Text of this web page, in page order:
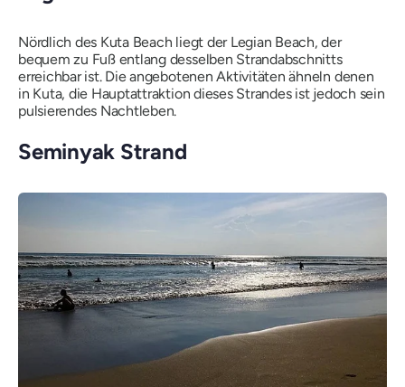
Nördlich des Kuta Beach liegt der Legian Beach, der
bequem zu Fuß entlang desselben Strandabschnitts
erreichbar ist. Die angebotenen Aktivitäten ähneln denen
in Kuta, die Hauptattraktion dieses Strandes ist jedoch sein
pulsierendes Nachtleben.
Seminyak Strand